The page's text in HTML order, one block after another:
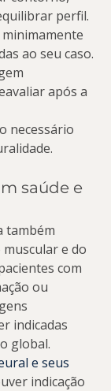
perfil.
minimamente
ao seu caso.
após a
necessário
saúde e
também
e do
com
ou
indicadas
global.
e seus
indicação